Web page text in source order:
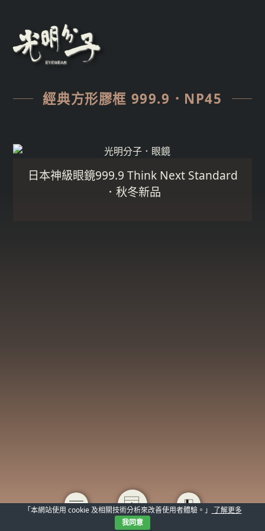
經典方形膠框 999.9．NP45
日本神級眼鏡999.9 Think Next Standard
．秋冬新品
「本網站使用 cookie 及相關技術分析來改善使用者體驗。」
了解更多
我同意